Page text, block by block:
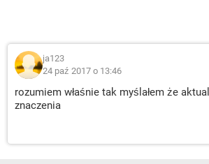
ja123
24 paź 2017 o 13:46
rozumiem właśnie tak myślałem że
znaczenia